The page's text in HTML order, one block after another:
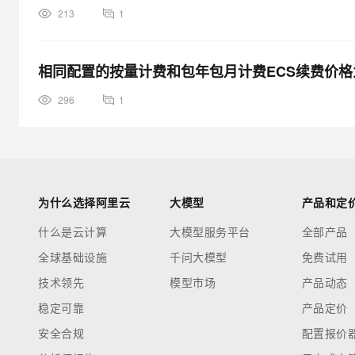
213 1
相同配置的按量计费和包年包月计费ECS续费价
296 1
为什么选择阿里云
什么是云计算
全球基础设施
技术领先
稳定可靠
安全合规
大模型
大模型服务平台
千问大模型
模型市场
产品和定
全部产品
免费试用
产品动态
产品定价
配置报价